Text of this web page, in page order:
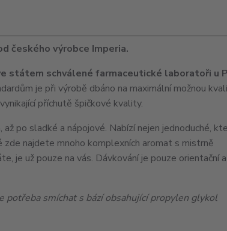
českého výrobce Imperia.
státem schválené farmaceutické laboratoři u
je při výrobě dbáno na maximální možnou
příchutě špičkové kvality.
po sladké a nápojové. Nabízí nejen jednoduché,
zde najdete mnoho komplexních aromat s mistrně
je už pouze na vás. Dávkování je pouze orientační a
potřeba smíchat s bází obsahující propylen glykol